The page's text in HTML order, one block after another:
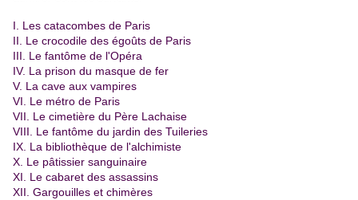
I. Les catacombes de Paris
II. Le crocodile des égoûts de Paris
III. Le fantôme de l'Opéra
IV. La prison du masque de fer
V. La cave aux vampires
VI. Le métro de Paris
VII. Le cimetière du Père Lachaise
VIII. Le fantôme du jardin des Tuileries
IX. La bibliothèque de l'alchimiste
X. Le pâtissier sanguinaire
XI. Le cabaret des assassins
XII. Gargouilles et chimères